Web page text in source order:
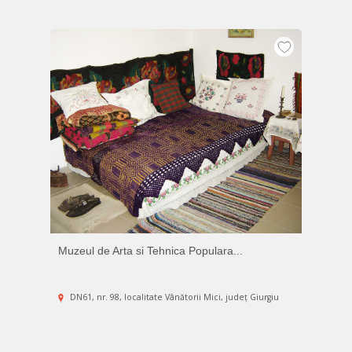
Muzeul de Arta si Tehnica Populara...
DN61, nr. 98, localitate Vânătorii Mici, județ Giurgiu